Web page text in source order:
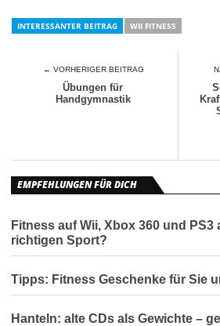
INTERESSANTER BEITRAG WII FITNESS
← VORHERIGER BEITRAG
Übungen für
Handgymnastik
EMPFEHLUNGEN FÜR DICH
Fitness auf Wii, Xbox 360 und PS3
richtigen Sport?
Tipps: Fitness Geschenke für Sie
Hanteln: alte CDs als Gewichte –